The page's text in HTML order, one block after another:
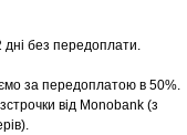
дні без передоплати.
за передоплатою в 50%.
від Monobank (з